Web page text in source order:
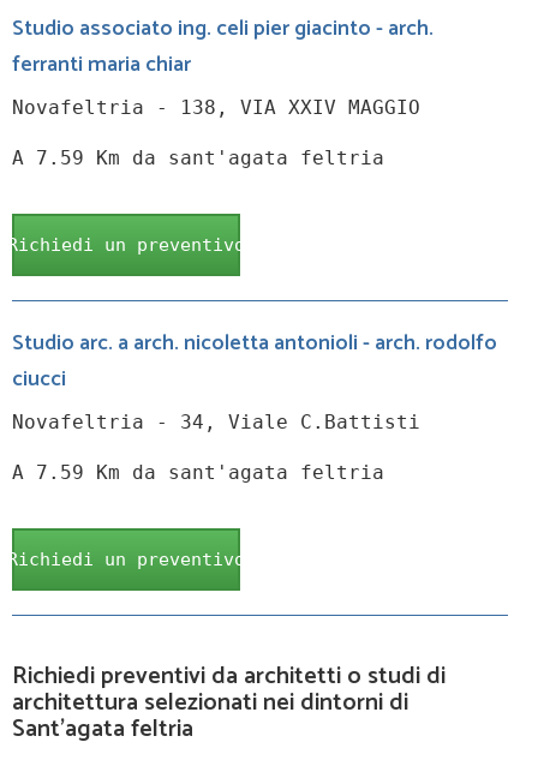
Studio associato ing. celi pier giacinto - arch.
ferranti maria chiar
Novafeltria - 138, VIA XXIV MAGGIO
A 7.59 Km da sant'agata feltria
Richiedi un preventivo
Studio arc. a arch. nicoletta antonioli - arch. rodolfo
ciucci
Novafeltria - 34, Viale C.Battisti
A 7.59 Km da sant'agata feltria
Richiedi un preventivo
Richiedi preventivi da architetti o studi di
architettura selezionati nei dintorni di
Sant'agata feltria